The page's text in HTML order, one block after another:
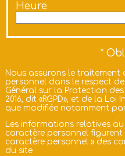
Heure
Nous assurons le traitement
personnel dans le respect
Général sur la Protection des
2016, dit «RGPD», et de la
que modifiée notamment par
Les informations relatives
caractère personnel
caractère personnel» des
du site